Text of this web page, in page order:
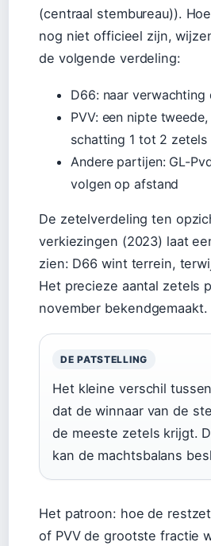
(centraal stembureau)).
nog niet officieel zijn,
de volgende verdeling:
D66: naar
PVV: een nipte
schatting 1 tot 2 zetels
Andere partijen: GL-
volgen op afstand
De zetelverdeling ten
verkiezingen (2023) laat
zien: D66 wint terrein,
Het precieze aantal zetels
november bekendgemaakt.
DE PATSTELLING
Het kleine verschil
dat de winnaar van de
de meeste zetels krijgt.
kan de machtsbalans
Het patroon: hoe de
of PVV de grootste fractie